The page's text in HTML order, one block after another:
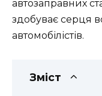
автозаправних
здобуває серця
автомобілістів.
Зміст